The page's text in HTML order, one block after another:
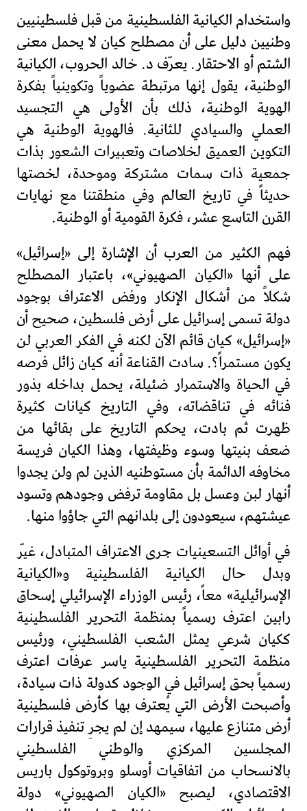
واستخدام الكيانية الفلسطينية من قبل فلسطينيين
وطنيين دليل على أن مصطلح كيان لا يحمل معنى
الشتم أو الاحتقار. يعرّف د. خالد الحروب، الكيانية
الوطنية، يقول إنها مرتبطة عضوياً وتكوينياً بفكرة
الهوية الوطنية، ذلك بأن الأولى هي التجسيد
العملي والسيادي للثانية. فالهوية الوطنية هي
التكوين العميق لخلاصات وتعبيرات الشعور بذات
جمعية ذات سمات مشتركة وموحدة، لخصتها
حديثاً في تاريخ العالم وفي منطقتنا مع نهايات
القرن التاسع عشر، فكرة القومية أو الوطنية.
فهم الكثير من العرب أن الإشارة إلى «إسرائيل»
على أنها «الكيان الصهيوني»، باعتبار المصطلح
شكلاً من أشكال الإنكار ورفض الاعتراف بوجود
دولة تسمى إسرائيل على أرض فلسطين، صحيح أن
«إسرائيل» كيان قائم الآن لكنه في الفكر العربي لن
يكون مستمراً؟. سادت القناعة أنه كيان زائل فرصه
في الحياة والاستمرار ضئيلة، يحمل بداخله بذور
فنائه في تناقضاته، وفي التاريخ كيانات كثيرة
ظهرت ثم بادت، يحكم التاريخ على بقائها من
ضعف بنيتها وسوء وظيفتها، وهذا الكيان فريسة
مخاوفه الدائمة بأن مستوطنيه الذين لم ولن يجدوا
أنهار لبن وعسل بل مقاومة ترفض وجودهم وتسود
عيشتهم، سيعودون إلى بلدانهم التي جاؤوا منها.
في أوائل التسعينيات جرى الاعتراف المتبادل، غيّر
وبدل حال الكيانية الفلسطينية و«الكيانية
الإسرائيلية» معاً، رئيس الوزراء الإسرائيلي إسحاق
رابين اعترف رسمياً بمنظمة التحرير الفلسطينية
ككيان شرعي يمثل الشعب الفلسطيني، ورئيس
منظمة التحرير الفلسطينية ياسر عرفات اعترف
رسمياً بحق إسرائيل في الوجود كدولة ذات سيادة،
وأصبحت الأرض التي يُعترف بها كأرض فلسطينية
أرض متنازع عليها، سيمهد إن لم يجرِ تنفيذ قرارات
المجلسين المركزي والوطني الفلسطيني
بالانسحاب من اتفاقيات أوسلو وبروتوكول باريس
الاقتصادي، ليصبح «الكيان الصهيوني» دولة